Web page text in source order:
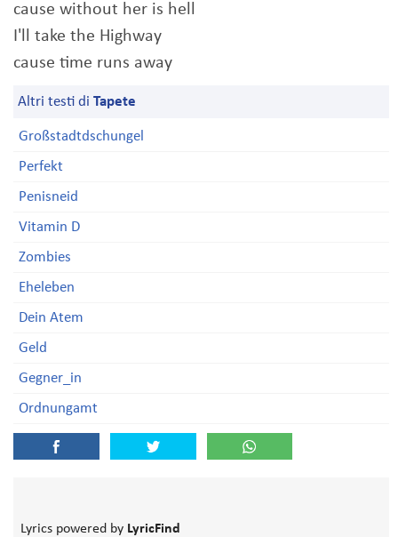
cause without her is hell
I'll take the Highway
cause time runs away
Altri testi di Tapete
Großstadtdschungel
Perfekt
Penisneid
Vitamin D
Zombies
Eheleben
Dein Atem
Geld
Gegner_in
Ordnungamt
Lyrics powered by LyricFind